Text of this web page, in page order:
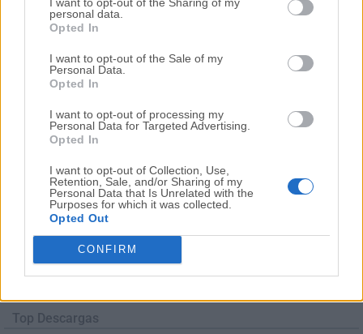
personal data.
Opted In
I want to opt-out of the Sale of my
Personal Data.
Opted In
I want to opt-out of processing my
Personal Data for Targeted Advertising.
Opted In
I want to opt-out of Collection, Use,
Retention, Sale, and/or Sharing of my
Personal Data that Is Unrelated with the
Purposes for which it was collected.
Opted Out
CONFIRM
Descargar VirtualBox 6.1.30 Build
148432
¿Por qué se publica esta aplicación en FileHorse? (Más
Top Descargas